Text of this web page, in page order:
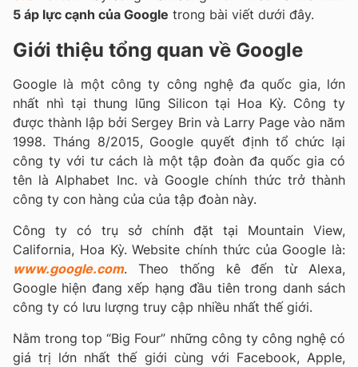
5 áp lực cạnh của Google trong bài viết dưới đây.
Giới thiệu tổng quan về Google
Google là một công ty công nghệ đa quốc gia, lớn
nhất nhì tại thung lũng Silicon tại Hoa Kỳ. Công ty
được thành lập bởi Sergey Brin và Larry Page vào năm
1998. Tháng 8/2015, Google quyết định tổ chức lại
công ty với tư cách là một tập đoàn đa quốc gia có
tên là Alphabet Inc. và Google chính thức trở thành
công ty con hàng của của tập đoàn này.
Công ty có trụ sở chính đặt tại Mountain View,
California, Hoa Kỳ. Website chính thức của Google là:
www.google.com. Theo thống kê đến từ Alexa,
Google hiện đang xếp hạng đầu tiên trong danh sách
công ty có lưu lượng truy cập nhiều nhất thế giới.
Nằm trong top “Big Four” những công ty công nghệ có
giá trị lớn nhất thế giới cùng với Facebook, Apple,